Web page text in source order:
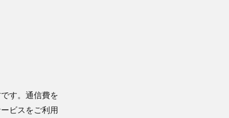
す。通信費を
ビスをご利用